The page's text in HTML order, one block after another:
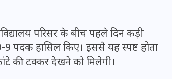
परिसर के बीच पहले दिन कड़ी
9 पदक हासिल किए। इससे यह स्पष्ट होता
की टक्कर देखने को मिलेगी।